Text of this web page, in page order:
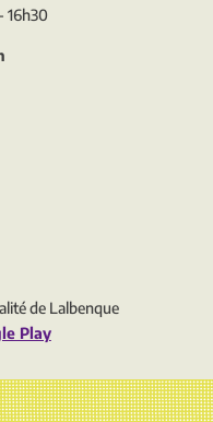
16h30
de Lalbenque
Play